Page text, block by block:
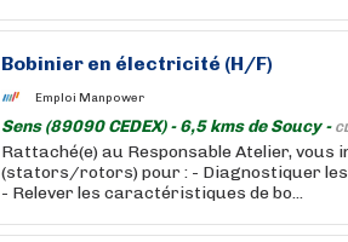
Bobinier en électricité (H/F)
Emploi Manpower
Sens (89090 CEDEX) - 6,5 kms de Soucy -
Rattaché(e) au Responsable Atelier,
(stators/rotors) pour : - Diagnostiquer les
- Relever les caractéristiques de bo...